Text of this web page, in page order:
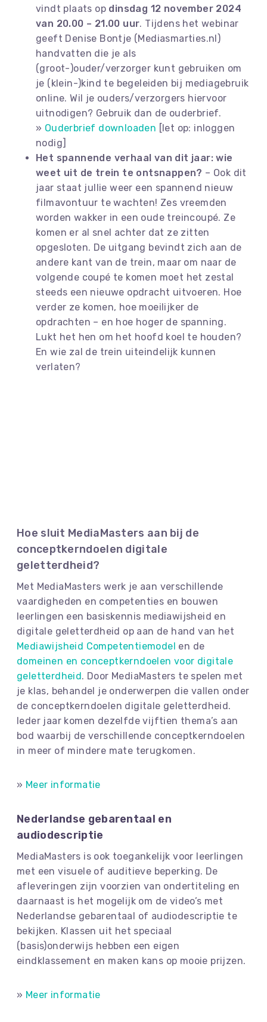
vindt plaats op dinsdag 12 november 2024
van 20.00 – 21.00 uur. Tijdens het webinar
geeft Denise Bontje (Mediasmarties.nl)
handvatten die je als
(groot-)ouder/verzorger kunt gebruiken om
je (klein-)kind te begeleiden bij mediagebruik
online. Wil je ouders/verzorgers hiervoor
uitnodigen? Gebruik dan de ouderbrief.
» Ouderbrief downloaden [let op: inloggen
nodig]
Het spannende verhaal van dit jaar: wie
weet uit de trein te ontsnappen? – Ook dit
jaar staat jullie weer een spannend nieuw
filmavontuur te wachten! Zes vreemden
worden wakker in een oude treincoupé. Ze
komen er al snel achter dat ze zitten
opgesloten. De uitgang bevindt zich aan de
andere kant van de trein, maar om naar de
volgende coupé te komen moet het zestal
steeds een nieuwe opdracht uitvoeren. Hoe
verder ze komen, hoe moeilijker de
opdrachten – en hoe hoger de spanning.
Lukt het hen om het hoofd koel te houden?
En wie zal de trein uiteindelijk kunnen
verlaten?
Hoe sluit MediaMasters aan bij de
conceptkerndoelen digitale
geletterdheid?
Met MediaMasters werk je aan verschillende
vaardigheden en competenties en bouwen
leerlingen een basiskennis mediawijsheid en
digitale geletterdheid op aan de hand van het
Mediawijsheid Competentiemodel en de
domeinen en conceptkerndoelen voor digitale
geletterdheid . Door MediaMasters te spelen met
je klas, behandel je onderwerpen die vallen onder
de conceptkerndoelen digitale geletterdheid.
Ieder jaar komen dezelfde vijftien thema’s aan
bod waarbij de verschillende conceptkerndoelen
in meer of mindere mate terugkomen.
» Meer informatie
Nederlandse gebarentaal en
audiodescriptie
MediaMasters is ook toegankelijk voor leerlingen
met een visuele of auditieve beperking. De
afleveringen zijn voorzien van ondertiteling en
daarnaast is het mogelijk om de video’s met
Nederlandse gebarentaal of audiodescriptie te
bekijken. Klassen uit het speciaal
(basis)onderwijs hebben een eigen
eindklassement en maken kans op mooie prijzen.
» Meer informatie